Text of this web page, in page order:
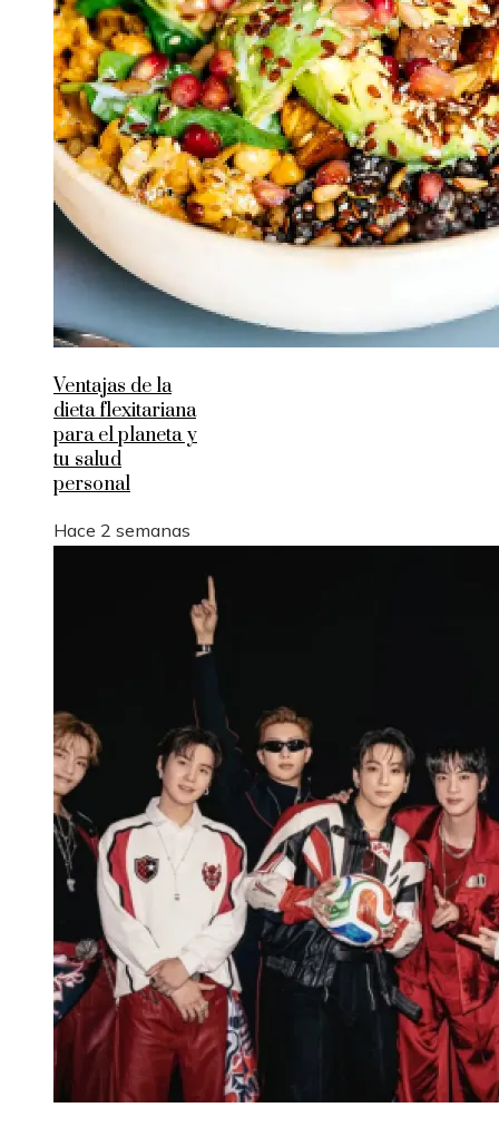
Ventajas de la
dieta flexitariana
para el planeta y
tu salud
personal
Hace 2 semanas